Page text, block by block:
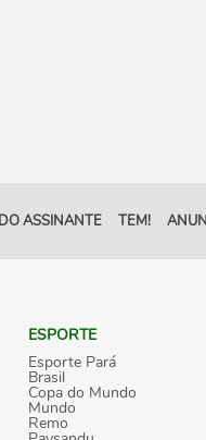
ASSINANTE TEM!
ESPORTE
Esporte Pará
Brasil
Copa do Mundo
Mundo
Remo